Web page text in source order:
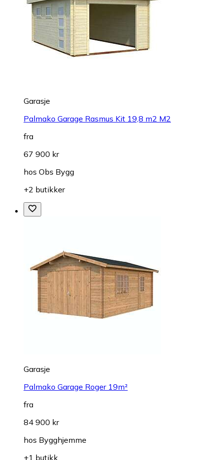
Garasje
Palmako Garage Rasmus Kit 19,8 m2 M2
fra
67 900 kr
hos Obs Bygg
+2 butikker
Garasje
Palmako Garage Roger 19m²
fra
84 900 kr
hos Bygghjemme
+1 butikk